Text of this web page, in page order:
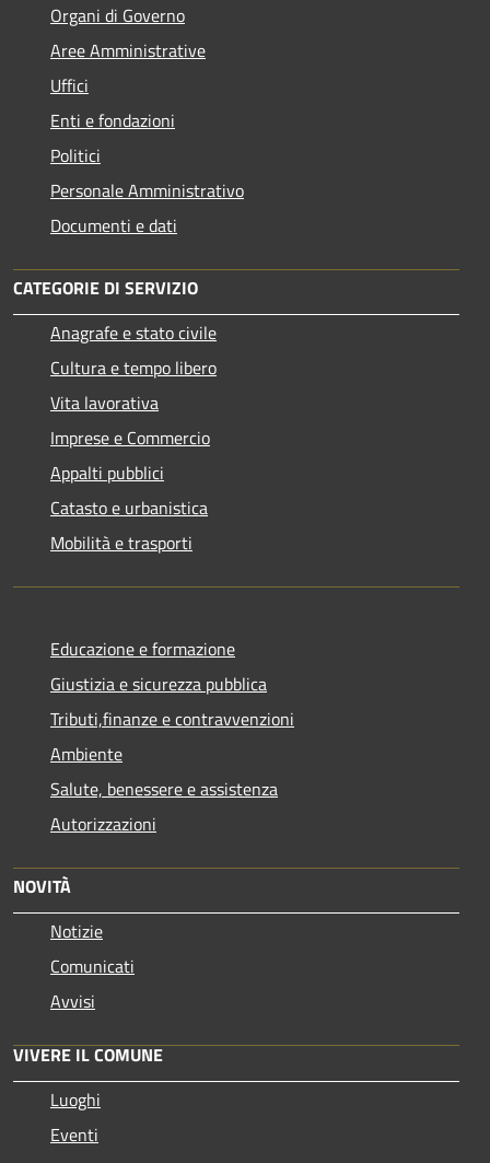
Organi di Governo
Aree Amministrative
Uffici
Enti e fondazioni
Politici
Personale Amministrativo
Documenti e dati
CATEGORIE DI SERVIZIO
Anagrafe e stato civile
Cultura e tempo libero
Vita lavorativa
Imprese e Commercio
Appalti pubblici
Catasto e urbanistica
Mobilità e trasporti
Educazione e formazione
Giustizia e sicurezza pubblica
Tributi,finanze e contravvenzioni
Ambiente
Salute, benessere e assistenza
Autorizzazioni
NOVITÀ
Notizie
Comunicati
Avvisi
VIVERE IL COMUNE
Luoghi
Eventi